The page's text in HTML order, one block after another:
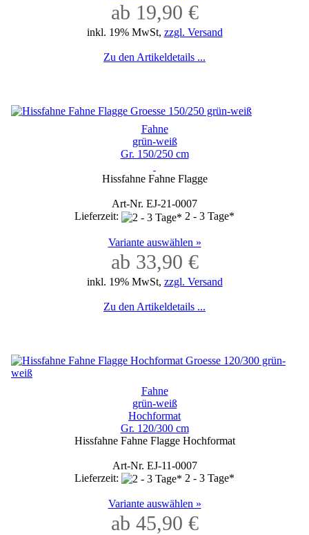
ab 19,90 €
inkl. 19% MwSt, zzgl. Versand
Zu den Artikeldetails ...
Fahne
grün-weiß
Gr. 150/250 cm
Hissfahne Fahne Flagge
Art-Nr. EJ-21-0007
Lieferzeit:
2 - 3 Tage*
Variante auswählen »
ab 33,90 €
inkl. 19% MwSt, zzgl. Versand
Zu den Artikeldetails ...
Fahne
grün-weiß
Hochformat
Gr. 120/300 cm
Hissfahne Fahne Flagge Hochformat
Art-Nr. EJ-11-0007
Lieferzeit:
2 - 3 Tage*
Variante auswählen »
ab 45,90 €